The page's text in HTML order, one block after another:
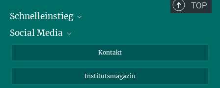
TOP
Schnelleinstieg
Alumni
Fördernde
Social Media
Bluesky
Facebook
Kontakt
Institutsmagazin